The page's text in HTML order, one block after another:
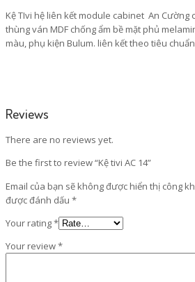
Kệ TIvi hệ liên kết module cabinet An Cường
thùng ván MDF chống ẩm bề mặt phủ
màu, phụ kiện Bulum. liên kết theo tiêu
Reviews
There are no reviews yet.
Be the first to review “Kệ tivi AC 14”
Email của bạn sẽ không được hiển thị công
được đánh dấu *
Your rating*
Your review*